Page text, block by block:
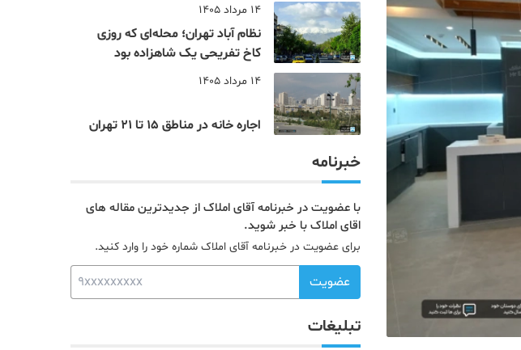
14 مرداد 1405
نظام‌ آباد تهران؛ محله‌ای که روزی
کاخ تفریحی یک شاهزاده بود
14 مرداد 1405
اجاره خانه در مناطق 15 تا 21 تهران
خبرنامه
با عضویت در خبرنامه آقای املاک از جدیدترین مقاله های
اقای املاک با خبر شوید.
برای عضویت در خبرنامه آقای املاک شماره خود را وارد کنید.
عضویت
تبلیغات